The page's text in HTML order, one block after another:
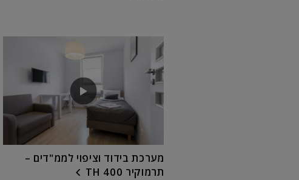
מערכת בידוד וציפוי לממ"דים –
תרמוקיר TH 400